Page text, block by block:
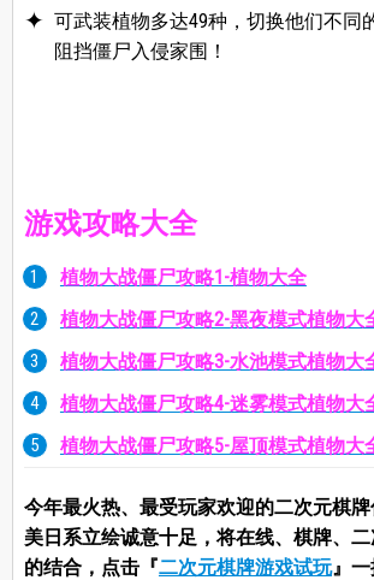
可武装植物多达49种，切换他们不同
阻挡僵尸入侵家围！
游戏攻略大全
植物大战僵尸攻略1-植物大全
植物大战僵尸攻略2-黑夜模式植物大
植物大战僵尸攻略3-水池模式植物大
植物大战僵尸攻略4-迷雾模式植物大
植物大战僵尸攻略5-屋顶模式植物大
今年最火热、最受玩家欢迎的二次元棋
美日系立绘诚意十足，将在线、棋牌、
的结合，点击『二次元棋牌游戏试玩』